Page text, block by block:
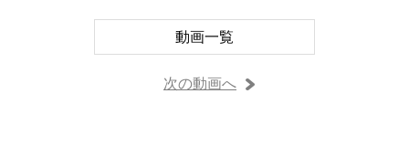
動画一覧
次の動画へ